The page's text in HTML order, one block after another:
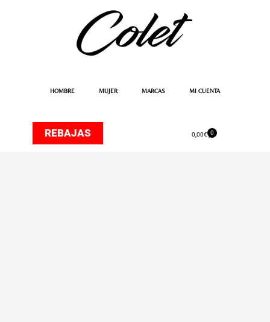
HOMBRE MUJER MARCAS MI CUENTA
REBAJAS 0,00€ 0
Carrito